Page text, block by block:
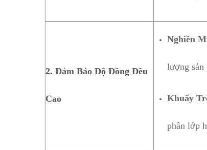
2. Đảm Bảo Độ Đồng Đều
Cao
Nghiền
lượng sản
Khuấy
phân lớp